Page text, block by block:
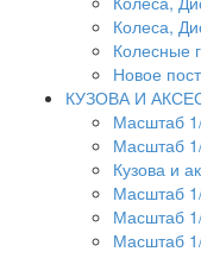
Колеса,
Колесные
Новое
КУЗОВА И
Масштаб
Масштаб
Кузова и
Масштаб
Масштаб
Масштаб